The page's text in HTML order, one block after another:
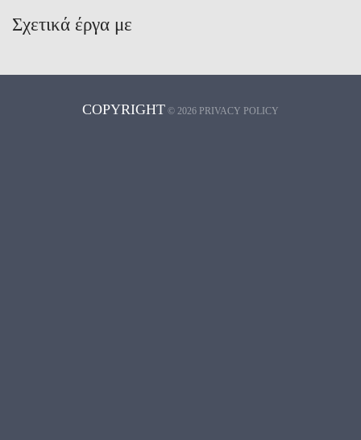
Σχετικά έργα με
COPYRIGHT © 2026 PRIVACY POLICY